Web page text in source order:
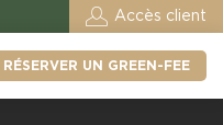
Accès client
RÉSERVER UN GREEN-FEE